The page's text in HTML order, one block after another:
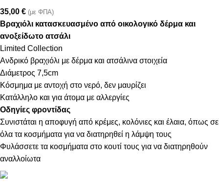
35,00 € (με ΦΠΑ)
Βραχιόλι κατασκευασμένο από οικολογικό δέρμα και
ανοξείδωτο ατσάλι
Limited Collection
Ανδρικό βραχιόλι με δέρμα και ατσάλινα στοιχεία
Διάμετρος 7,5cm
Κόσμημα με αντοχή στο νερό, δεν μαυρίζει
Κατάλληλο και για άτομα με αλλεργίες
Οδηγίες φροντίδας
Συνιστάται η αποφυγή από κρέμες, κολόνιες και έλαια, όπως σε
όλα τα κοσμήματα για να διατηρηθεί η λάμψη τους
Φυλάσσετε τα κοσμήματα στο κουτί τους για να διατηρηθούν
αναλλοίωτα